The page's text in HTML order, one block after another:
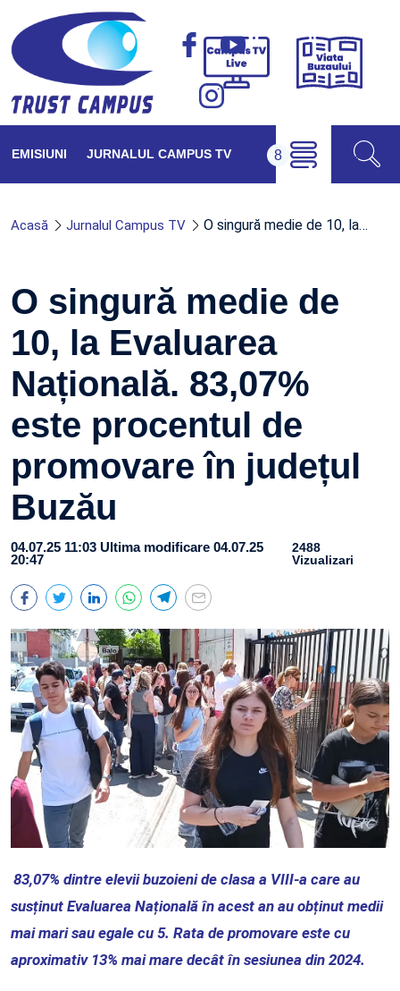
Campus
Viața
EMISIUNI JURNALUL CAMPUS TV
Acasă Jurnalul Campus TV O singură medie de 10, la…
O singură medie de
10, la Evaluarea
Națională. 83,07%
este procentul de
promovare în județul
Buzău
04.07.25 11:03 Ultima modificare 04.07.25
20:47
2488
Vizualizari
83,07% dintre elevii buzoieni de clasa a VIII-a care au
susținut Evaluarea Națională în acest an au obținut medii
mai mari sau egale cu 5. Rata de promovare este cu
aproximativ 13% mai mare decât în sesiunea din 2024.